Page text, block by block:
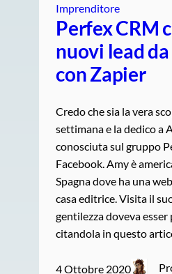
Imprenditore
Perfex CRM
nuovi lead
con Zapier
Credo che sia la vera
settimana e la dedico a
conosciuta sul gruppo
Facebook. Amy è
Spagna dove ha una
casa editrice. Visita il
gentilezza doveva
citandola in questo
4 Ottobre 2020